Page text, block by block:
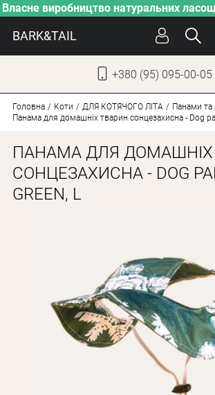
Власне виробництво натуральних
BARK&TAIL
+380 (95) 095-00-05
ДОГЛЯД
ПІКЛУВАННЯ
АКЦІЇ
ДЛЯ КОТІВ
Оплата і доставка
Програма лояльності
Про Нас
Оптовим клієнтам
Головна Коти ДЛЯ КОТЯЧОГО ЛІТА
Панами та
Панама для домашніх тварин сонцезахисна - Dog
ПАНАМА ДЛЯ ДОМАШНІХ
СОНЦЕЗАХИСНА - DOG
GREEN, L